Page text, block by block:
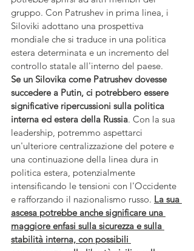
gruppo. Con Patrushev in prima linea, i
Siloviki adottano una prospettiva
mondiale che si traduce in una politica
estera determinata e un incremento del
controllo statale all'interno del paese.
Se un Silovika come Patrushev dovesse
succedere a Putin, ci potrebbero essere
significative ripercussioni sulla politica
interna ed estera della Russia. Con la sua
leadership, potremmo aspettarci
un'ulteriore centralizzazione del potere e
una continuazione della linea dura in
politica estera, potenzialmente
intensificando le tensioni con l'Occidente
e rafforzando il nazionalismo russo. La sua
ascesa potrebbe anche significare una
maggiore enfasi sulla sicurezza e sulla
stabilità interna, con possibili